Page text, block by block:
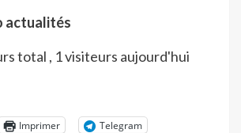
actualités
total , 1 visiteurs aujourd'hui
Imprimer
Telegram